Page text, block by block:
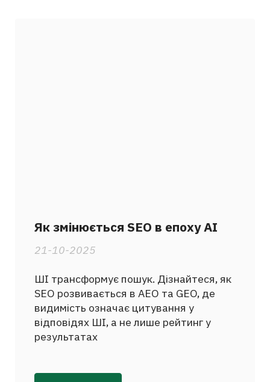
Як змінюється SEO в епоху AI
21-10-2025
ШІ трансформує пошук. Дізнайтеся, як
SEO розвивається в AEO та GEO, де
видимість означає цитування у
відповідях ШІ, а не лише рейтинг у
результатах